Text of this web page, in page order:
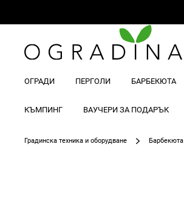
ОГРАДИ ПЕРГОЛИ БАРБЕКЮТА
КЪМПИНГ ВАУЧЕРИ ЗА ПОДАРЪК
Градинска техника и оборудване Барбекюта